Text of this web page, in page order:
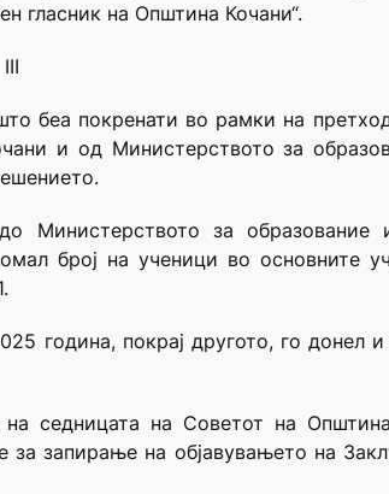
гласник на Општина Кочани“.
III
беа покренати во рамки на
и од Министерството за
Министерството за
број на ученици во основните
година, покрај другото, го донел
седницата на Советот на
запирање на објавувањето на